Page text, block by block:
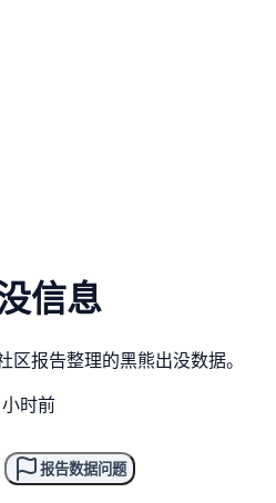
信息
报告整理的黑熊出没数据。
时前
报告数据问题